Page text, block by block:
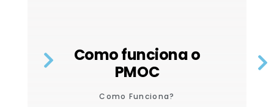
Como funciona o
PMOC
Como Funciona?